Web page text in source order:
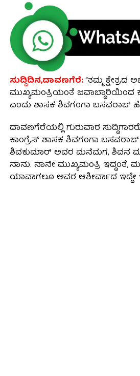
ಸುದ್ದಿದಿನ,ದಾವಣಗೆರೆ:“ತಮ್ಮ ಕ್ಷೇತ್ರದ
ಮುಖ್ಯಮಂತ್ರಿಯಂತೆ ಜವಾಬ್ದಾರಿಯಿಂದ
ಎಂದು ಶಾಸಕ ಶಿವಗಂಗಾ ಬಸವರಾಜ್
ದಾವಣಗೆರೆಯಲ್ಲಿ ಗುರುವಾರ
ಕಾಂಗ್ರೆಸ್ ಶಾಸಕ ಶಿವಗಂಗಾ
ಶಿವಕುಮಾರ್‌ ಅವರ ಮನೆಮಗ, ಶಿವನ
ನಾನು. ನಾನೇ ಮುಖ್ಯಮಂತ್ರಿ
ಯಾವಾಗಲೂ ಅವರ ಆಶೀರ್ವಾದ ಇದ್ದೇ